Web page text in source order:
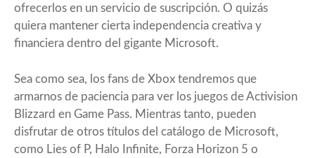
ofrecerlos en un servicio de suscripción. O quizás
quiera mantener cierta independencia creativa y
financiera dentro del gigante Microsoft.
Sea como sea, los fans de Xbox tendremos que
armarnos de paciencia para ver los juegos de Activision
Blizzard en Game Pass. Mientras tanto, pueden
disfrutar de otros títulos del catálogo de Microsoft,
como Lies of P, Halo Infinite, Forza Horizon 5 o